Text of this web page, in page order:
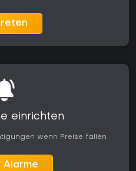
einrichten
wenn Preise fallen
Alarme